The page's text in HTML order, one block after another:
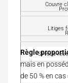
e
n
o
r
u
o
i
u
r
c
û
Couvre
Litiges
Si vous
Règle
mais en
de 50 % en cas